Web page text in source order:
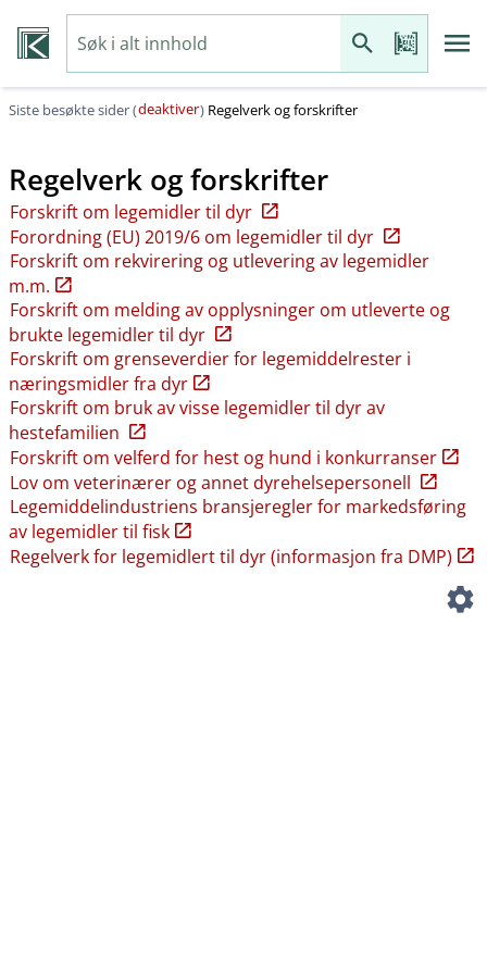
Siste besøkte sider (deaktiver) Regelverk og forskrifter
Regelverk og forskrifter
Forskrift om legemidler til dyr
Forordning (EU) 2019/6 om legemidler til dyr
Forskrift om rekvirering og utlevering av legemidler
m.m.
Forskrift om melding av opplysninger om utleverte og
brukte legemidler til dyr
Forskrift om grenseverdier for legemiddelrester i
næringsmidler fra dyr
Forskrift om bruk av visse legemidler til dyr av
hestefamilien
Forskrift om velferd for hest og hund i konkurranser
Lov om veterinærer og annet dyrehelsepersonell
Legemiddelindustriens bransjeregler for markedsføring
av legemidler til fisk
Regelverk for legemidlert til dyr (informasjon fra DMP)